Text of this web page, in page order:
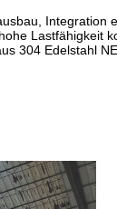
Lastfähigkeit
304 Edelstahl